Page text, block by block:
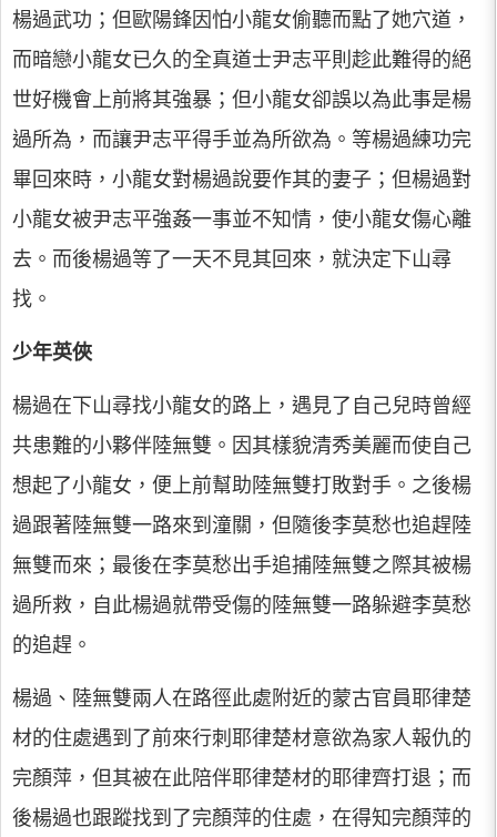
楊過武功；但歐陽鋒因怕小龍女偷聽而點了她穴道，
而暗戀小龍女已久的全真道士尹志平則趁此難得的絕
世好機會上前將其強暴；但小龍女卻誤以為此事是楊
過所為，而讓尹志平得手並為所欲為。等楊過練功完
畢回來時，小龍女對楊過說要作其的妻子；但楊過對
小龍女被尹志平強姦一事並不知情，使小龍女傷心離
去。而後楊過等了一天不見其回來，就決定下山尋
找。
少年英俠
楊過在下山尋找小龍女的路上，遇見了自己兒時曾經
共患難的小夥伴陸無雙。因其樣貌清秀美麗而使自己
想起了小龍女，便上前幫助陸無雙打敗對手。之後楊
過跟著陸無雙一路來到潼關，但隨後李莫愁也追趕陸
無雙而來；最後在李莫愁出手追捕陸無雙之際其被楊
過所救，自此楊過就帶受傷的陸無雙一路躲避李莫愁
的追趕。
楊過、陸無雙兩人在路徑此處附近的蒙古官員耶律楚
材的住處遇到了前來行刺耶律楚材意欲為家人報仇的
完顏萍，但其被在此陪伴耶律楚材的耶律齊打退；而
後楊過也跟蹤找到了完顏萍的住處，在得知完顏萍的